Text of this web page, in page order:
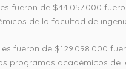
fueron de $44.057.000
de la facultad de
fueron de $129.098.000
programas académicos